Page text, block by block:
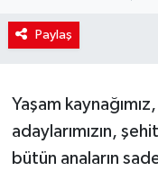
Paylaş
Yaşam
adaylarımızın,
bütün anaların